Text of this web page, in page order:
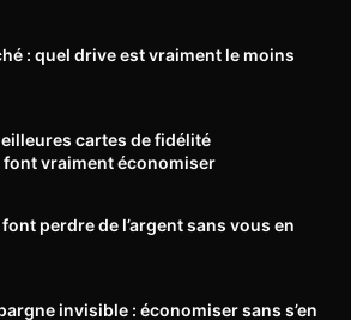
: quel drive est vraiment le moins
cartes de fidélité
vraiment économiser
perdre de l’argent sans vous en
invisible : économiser sans s’en